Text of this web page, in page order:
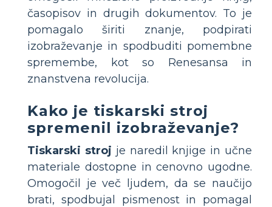
časopisov in drugih dokumentov. To je
pomagalo širiti znanje, podpirati
izobraževanje in spodbuditi pomembne
spremembe, kot so Renesansa in
znanstvena revolucija.
Kako je tiskarski stroj
spremenil izobraževanje?
Tiskarski stroj je naredil knjige in učne
materiale dostopne in cenovno ugodne.
Omogočil je več ljudem, da se naučijo
brati, spodbujal pismenost in pomagal